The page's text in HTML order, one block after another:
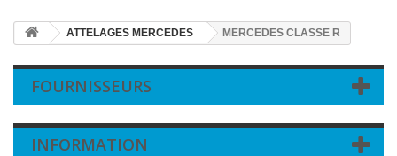
ATTELAGES MERCEDES MERCEDES CLASSE R
FOURNISSEURS
INFORMATION